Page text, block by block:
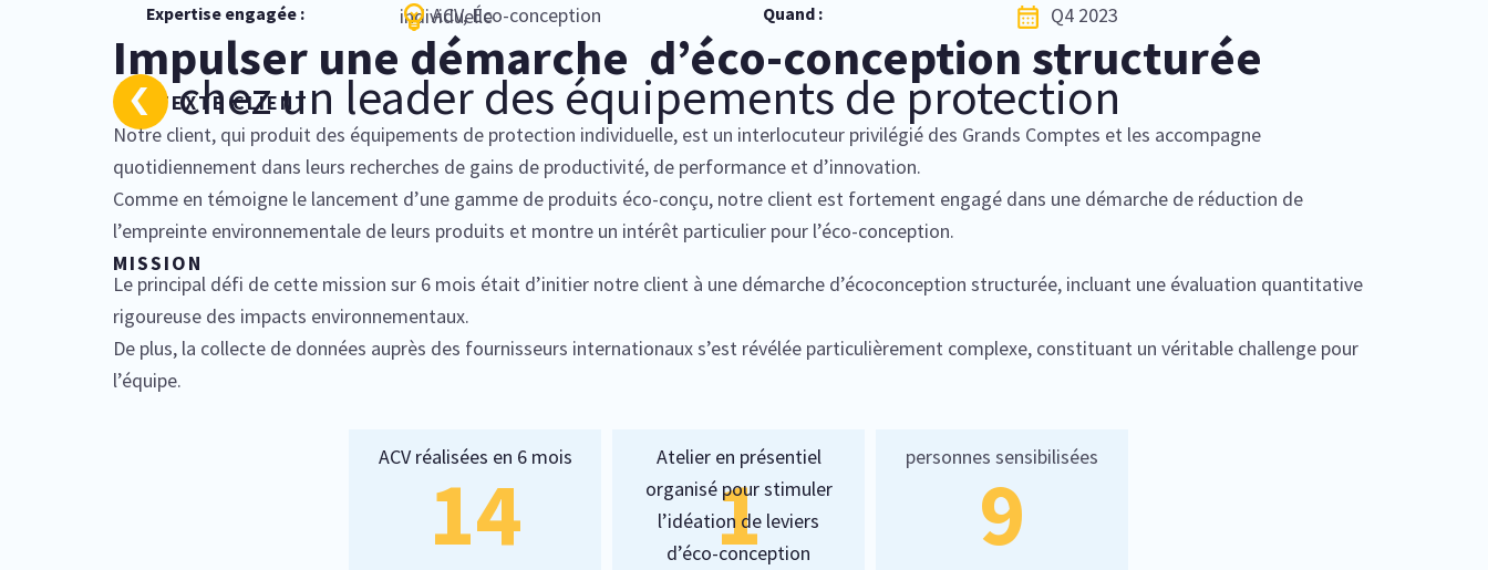
individuelle
Expertise engagée : ACV, Éco-conception Quand : Q4 2023
CONTEXTE CLIENT
Impulser une démarche d’éco-conception structurée
chez un leader des équipements de protection
Notre client, qui produit des équipements de protection individuelle, est un interlocuteur privilégié des Grands Comptes et les accompagne
quotidiennement dans leurs recherches de gains de productivité, de performance et d’innovation.
Comme en témoigne le lancement d’une gamme de produits éco-conçu, notre client est fortement engagé dans une démarche de réduction de
l’empreinte environnementale de leurs produits et montre un intérêt particulier pour l’éco-conception.
MISSION
Le principal défi de cette mission sur 6 mois était d’initier notre client à une démarche d’écoconception structurée, incluant une évaluation quantitative
rigoureuse des impacts environnementaux.
De plus, la collecte de données auprès des fournisseurs internationaux s’est révélée particulièrement complexe, constituant un véritable challenge pour
l’équipe.
14
ACV réalisées en 6 mois
1
Atelier en présentiel
organisé pour stimuler
l’idéation de leviers
d’éco-conception
9
personnes sensibilisées